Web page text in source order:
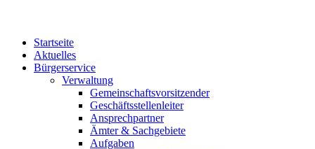
Startseite
Aktuelles
Bürgerservice
Verwaltung
Gemeinschaftsvorsitzender
Geschäftsstellenleiter
Ansprechpartner
Ämter & Sachgebiete
Aufgaben